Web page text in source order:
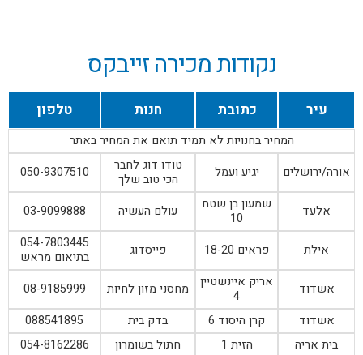
נקודות מכירה זייבקס
עיר כתובת חנות טלפון
המחיר בחנויות לא תמיד תואם את המחיר באתר
אורה/ירושלים
יגיע ועמל
טודו דוג לחבר
הכי טוב שלך
050-9307510
אלעד
שמעון בן שטח
10
עולם העשיה 03-9099888
אילת פראים 18-20 פייסדוג
054-7803445
בתיאום מראש
אשדוד
אריק איינשטיין
4
מחסני מזון לחיות
08-9185999
אשדוד
קרן היסוד 6 בדק בית
088541895
בית אריה
הזית 1 חתול בשומרון
054-8162286